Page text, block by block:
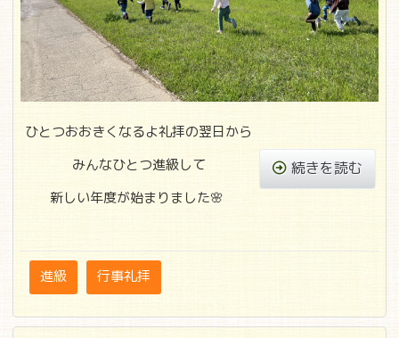
ひとつおおきくなるよ礼拝の翌日から
みんなひとつ進級して
新しい年度が始まりました🌸
続きを読む
進級 行事礼拝